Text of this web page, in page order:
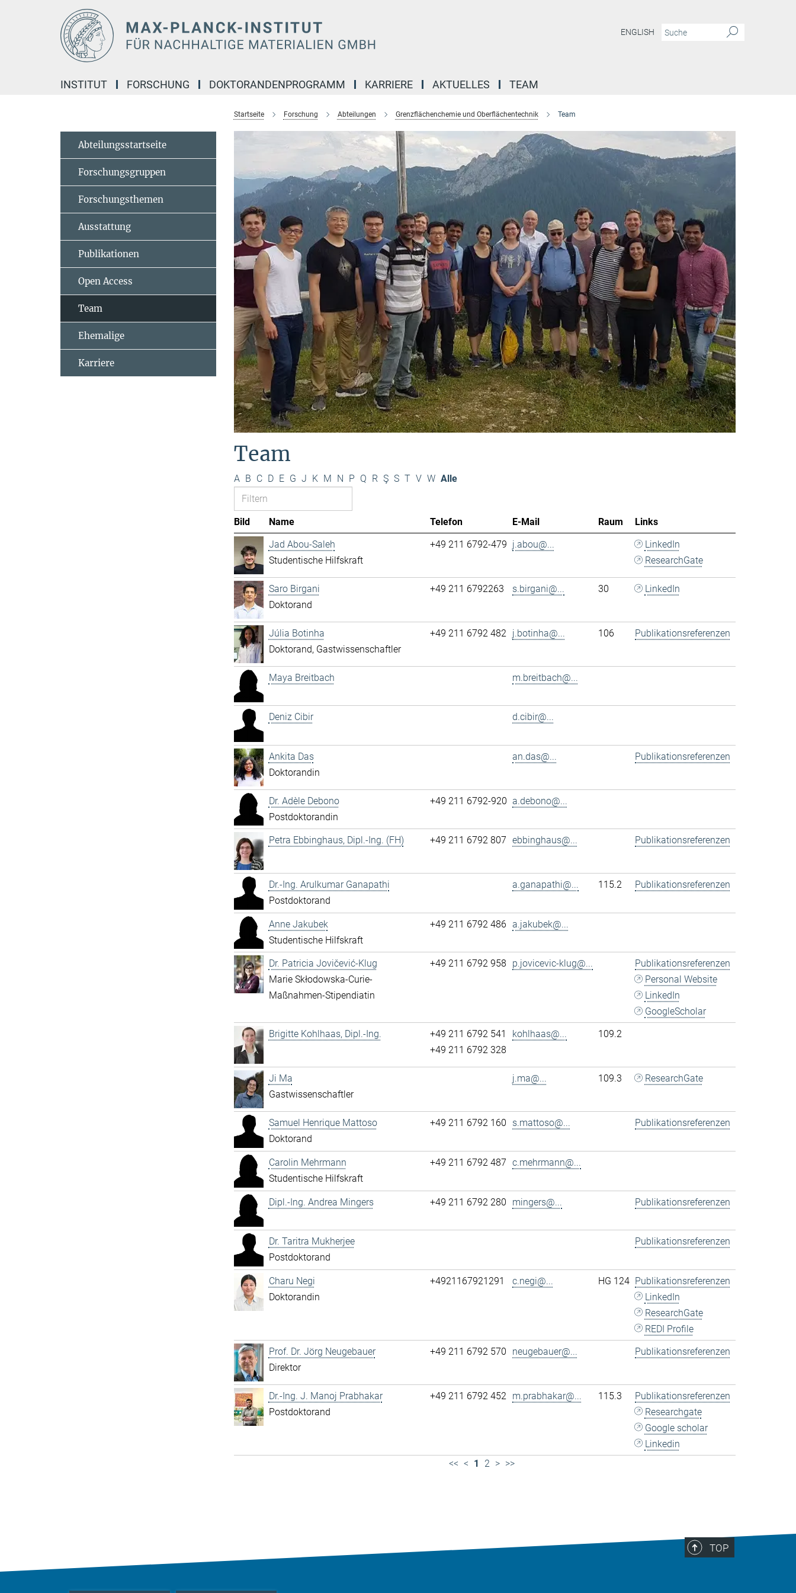
ENGLISH
INSTITUT FORSCHUNG DOKTORANDENPROGRAMM KARRIERE AKTUELLES TEAM
Startseite Forschung Abteilungen Grenzflächenchemie und Oberflächentechnik Team
Team
A B C D E G J K M N P Q R Ş S T V W Alle
Bild Name Telefon E-Mail Raum
Links
Jad Abou-Saleh
Studentische Hilfskraft
+49 211 6792-479 j.abou@...
LinkedIn
ResearchGate
Saro Birgani
Doktorand
+49 211 6792263 s.birgani@... 30 LinkedIn
Júlia Botinha
Doktorand, Gastwissenschaftler
+49 211 6792 482 j.botinha@... 106 Publikationsreferenzen
Maya Breitbach m.breitbach@...
Deniz Cibir d.cibir@...
Ankita Das
Doktorandin
an.das@... Publikationsreferenzen
Dr. Adèle Debono
Postdoktorandin
+49 211 6792-920 a.debono@...
Petra Ebbinghaus, Dipl.-Ing. (FH) +49 211 6792 807 ebbinghaus@... Publikationsreferenzen
Dr.-Ing. Arulkumar Ganapathi
Postdoktorand
a.ganapathi@... 115.2 Publikationsreferenzen
Anne Jakubek
Studentische Hilfskraft
+49 211 6792 486 a.jakubek@...
Dr. Patricia Jovičević-Klug
Marie Skłodowska-Curie-
Maßnahmen-Stipendiatin
+49 211 6792 958 p.jovicevic-klug@...
Publikationsreferenzen
Personal Website
LinkedIn
GoogleScholar
Brigitte Kohlhaas, Dipl.-Ing.
+49 211 6792 541
+49 211 6792 328
kohlhaas@... 109.2
Ji Ma
Gastwissenschaftler
j.ma@... 109.3 ResearchGate
Samuel Henrique Mattoso
Doktorand
+49 211 6792 160 s.mattoso@... Publikationsreferenzen
Carolin Mehrmann
Studentische Hilfskraft
+49 211 6792 487 c.mehrmann@...
Dipl.-Ing. Andrea Mingers +49 211 6792 280 mingers@... Publikationsreferenzen
Dr. Taritra Mukherjee
Postdoktorand
Publikationsreferenzen
Charu Negi
Doktorandin
+4921167921291 c.negi@... HG 124 Publikationsreferenzen
LinkedIn
ResearchGate
REDI Profile
Prof. Dr. Jörg Neugebauer
Direktor
+49 211 6792 570 neugebauer@... Publikationsreferenzen
Dr.-Ing. J. Manoj Prabhakar
Postdoktorand
+49 211 6792 452 m.prabhakar@... 115.3
Publikationsreferenzen
Researchgate
Google scholar
Linkedin
<< < 1 2 > >>
Abteilungsstartseite
Forschungsgruppen
Forschungsthemen
Ausstattung
Publikationen
Open Access
Team
Ehemalige
Karriere
TOP